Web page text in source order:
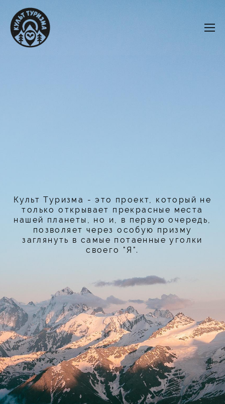
Культ Туризма - это проект, который не
только открывает прекрасные места
нашей планеты, но и, в первую очередь,
позволяет через особую призму
заглянуть в самые потаенные уголки
своего "Я".